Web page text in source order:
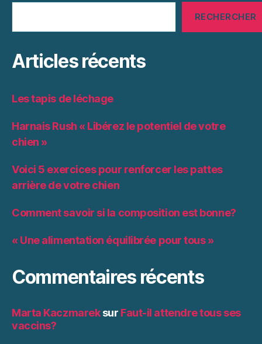
RECHERCHER
Articles récents
Les tapis de léchage
Harnais Rush « Libérez le potentiel de votre
chien »
Voici 5 exercices pour renforcer les pattes
arrière de votre chien
Comment savoir si la composition est bonne?
« Une alimentation équilibrée pour tous »
Commentaires récents
Marta Kaczmareksur Faut-il attendre tous ses
vaccins?